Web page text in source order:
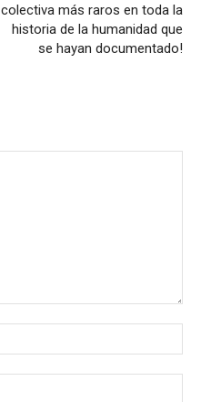
colectiva más raros en toda la
historia de la humanidad que
se hayan documentado!